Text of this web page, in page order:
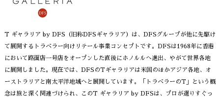
T ギャラリア by DFS（旧称DFSギャラリア）は、DFSグループが他に先駆け
て展開するトラベラー向けリテール事業コンセプトです。DFSは1968年に香港
において路面店一号店をオープンした直後にホノルルへ進出、やがて世界各地
に展開しました。現在では、DFSのTギャラリアは米国のほかアジア各地、オ
ーストラリアと南太平洋地域へと展開しています。「トラベラーのT」という概
念は旅と深く関連づけられ、このT ギャラリア by DFSは、プロが選りすぐっ